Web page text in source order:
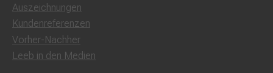
Auszeichnungen
Kundenreferenzen
Vorher-Nachher
Leeb in den Medien